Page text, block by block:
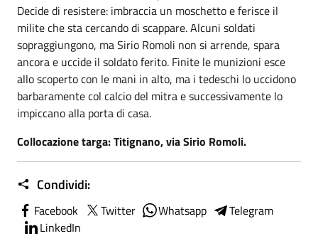
Decide di resistere: imbraccia un moschetto e ferisce il
milite che sta cercando di scappare. Alcuni soldati
sopraggiungono, ma Sirio Romoli non si arrende, spara
ancora e uccide il soldato ferito. Finite le munizioni esce
allo scoperto con le mani in alto, ma i tedeschi lo uccidono
barbaramente col calcio del mitra e successivamente lo
impiccano alla porta di casa.
Collocazione targa: Titignano, via Sirio Romoli.
Condividi:
Facebook Twitter Whatsapp
Telegram
LinkedIn